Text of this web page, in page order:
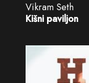
Vikram Seth
Kišni paviljon